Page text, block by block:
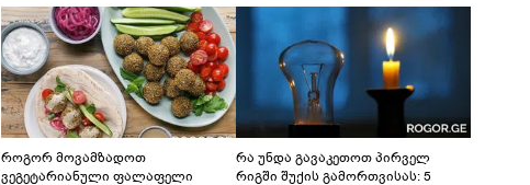
როგორ მოვამზადოთ
ვეგეტარიანული ფალაფელი
რა უნდა გავაკეთოთ პირველ
რიგში შუქის გამორთვისას: 5